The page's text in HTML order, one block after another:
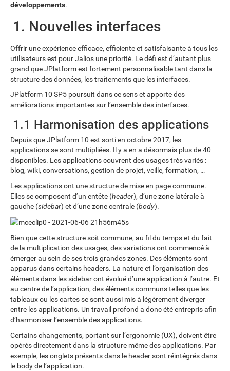
développements.
1. Nouvelles interfaces
Offrir une expérience efficace, efficiente et satisfaisante à tous les
utilisateurs est pour Jalios une priorité. Le défi est d’autant plus
grand que JPlatform est fortement personnalisable tant dans la
structure des données, les traitements que les interfaces.
JPlatform 10 SP5 poursuit dans ce sens et apporte des
améliorations importantes sur l’ensemble des interfaces.
1.1 Harmonisation des applications
Depuis que JPlatform 10 est sorti en octobre 2017, les
applications se sont multipliées. Il y a en a désormais plus de 40
disponibles. Les applications couvrent des usages très variés :
blog, wiki, conversations, gestion de projet, veille, formation, …
Les applications ont une structure de mise en page commune.
Elles se composent d’un entête (header), d’une zone latérale à
gauche (sidebar) et d’une zone centrale (body).
Bien que cette structure soit commune, au fil du temps et du fait
de la multiplication des usages, des variations ont commencé à
émerger au sein de ses trois grandes zones. Des éléments sont
apparus dans certains headers. La nature et l’organisation des
éléments dans les sidebar ont évolué d’une application à l’autre. Et
au centre de l’application, des éléments communs telles que les
tableaux ou les cartes se sont aussi mis à légèrement diverger
entre les applications. Un travail profond a donc été entrepris afin
d’harmoniser l’ensemble des applications.
Certains changements, portant sur l’ergonomie (UX), doivent être
opérés directement dans la structure même des applications. Par
exemple, les onglets présents dans le header sont réintégrés dans
le body de l’application.